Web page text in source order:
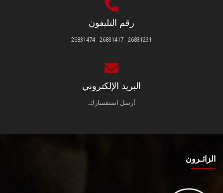
رقم التليفون
26831231 - 26831417 - 26831474
البريد الإلكتروني
أرسل استفسارك.
الزائـرون